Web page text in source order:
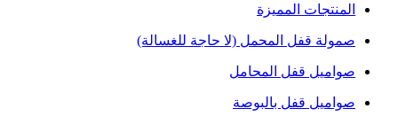
المنتجات المميزة
صمولة قفل المحمل (لا حاجة للغسالة)
صواميل قفل المحامل
صواميل قفل بالبوصة